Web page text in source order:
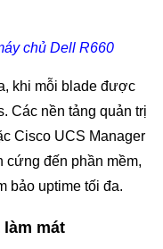
chủ Dell R660
khi mỗi blade được
Các nền tảng quản trị
Cisco UCS Manager
cứng đến phần mềm,
bảo uptime tối đa.
mát